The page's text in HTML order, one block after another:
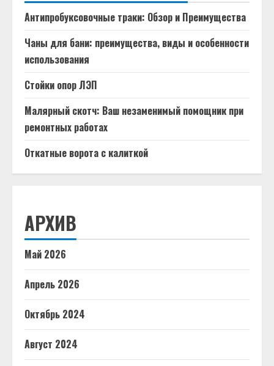
Антипробуксовочные траки: Обзор и Преимущества
Чаны для бани: преимущества, виды и особенности
использования
Стойки опор ЛЭП
Малярный скотч: Ваш незаменимый помощник при
ремонтных работах
Откатные ворота с калиткой
АРХИВ
Май 2026
Апрель 2026
Октябрь 2024
Август 2024